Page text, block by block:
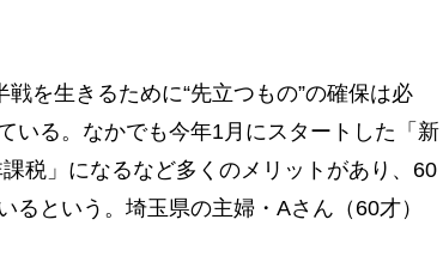
を生きるために“先立つもの”の確保は必
いる。なかでも今年1月にスタートした「新
税」になるなど多くのメリットがあり、60
という。埼玉県の主婦・Aさん（60才）